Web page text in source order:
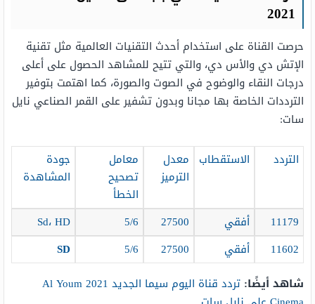
2021
حرصت القناة على استخدام أحدث التقنيات العالمية مثل تقنية
الإتش دي والأس دي، والتي تتيح للمشاهد الحصول على أعلى
درجات النقاء والوضوح في الصوت والصورة، كما اهتمت بتوفير
الترددات الخاصة بها مجانا وبدون تشفير على القمر الصناعي نايل
سات:
التردد الاستقطاب معدل
الترميز
معامل
تصحيح
الخطأ
جودة
المشاهدة
11179 أفقي 27500
5/6
Sd، HD
11602
أفقي 27500
5/6
SD
شاهد أيضًا:
تردد قناة اليوم سيما الجديد 2021 Al Youm